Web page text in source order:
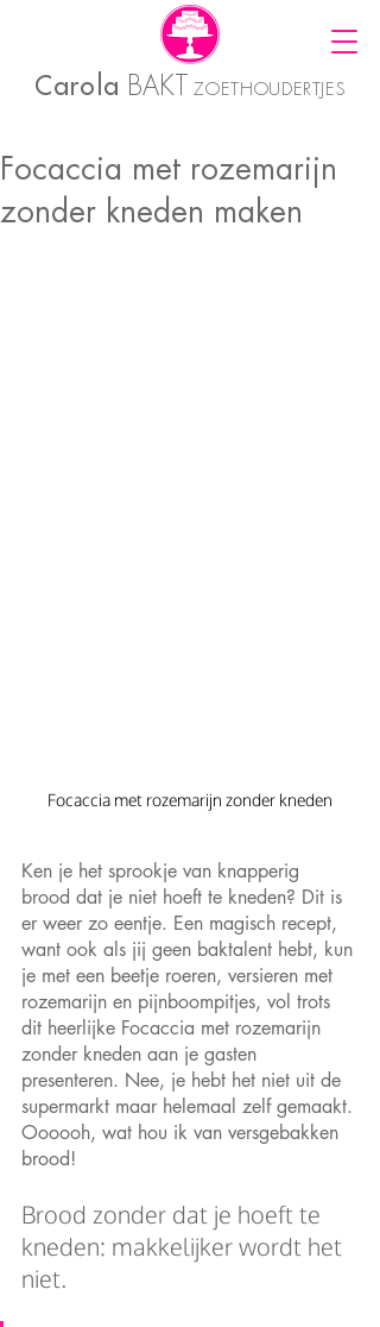
Carola BAKT ZOETHOUDERTJES
Focaccia met rozemarijn
zonder kneden maken
Focaccia met rozemarijn zonder kneden
Ken je het sprookje van knapperig
brood dat je niet hoeft te kneden? Dit is
er weer zo eentje. Een magisch recept,
want ook als jij geen baktalent hebt, kun
je met een beetje roeren, versieren met
rozemarijn en pijnboompitjes, vol trots
dit heerlijke Focaccia met rozemarijn
zonder kneden aan je gasten
presenteren. Nee, je hebt het niet uit de
supermarkt maar helemaal zelf gemaakt.
Oooooh, wat hou ik van versgebakken
brood!
Brood zonder dat je hoeft te
kneden: makkelijker wordt het
niet.